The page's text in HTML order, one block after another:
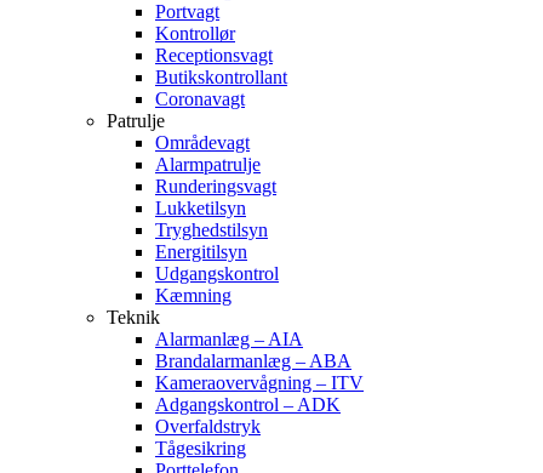
Portvagt
Kontrollør
Receptionsvagt
Butikskontrollant
Coronavagt
Patrulje
Områdevagt
Alarmpatrulje
Runderingsvagt
Lukketilsyn
Tryghedstilsyn
Energitilsyn
Udgangskontrol
Kæmning
Teknik
Alarmanlæg – AIA
Brandalarmanlæg – ABA
Kameraovervågning – ITV
Adgangskontrol – ADK
Overfaldstryk
Tågesikring